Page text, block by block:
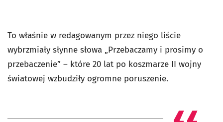
To właśnie w redagowanym przez niego liście
wybrzmiały słynne słowa „Przebaczamy i prosimy o
przebaczenie” – które 20 lat po koszmarze II wojny
światowej wzbudziły ogromne poruszenie.